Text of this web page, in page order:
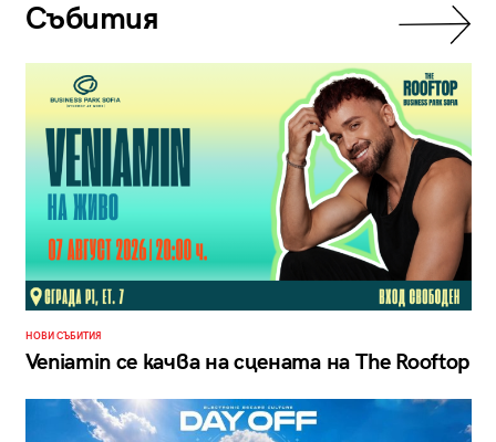
Събития
НОВИ СЪБИТИЯ
Veniamin се качва на сцената на The Rooftop